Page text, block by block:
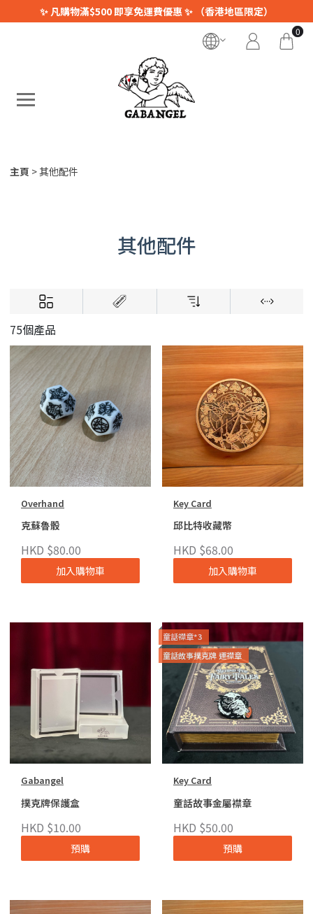
✨ 凡購物滿$500 即享免運費優惠 ✨ （香港地區限定）
0
主頁 其他配件
其他配件
75個產品
Overhand
克蘇魯骰
HKD $80.00
加入購物車
Key Card
邱比特收藏幣
HKD $68.00
加入購物車
Gabangel
撲克牌保護盒
HKD $10.00
預購
童話襟章*3
童話故事撲克牌 連襟章
Key Card
童話故事金屬襟章
HKD $50.00
預購